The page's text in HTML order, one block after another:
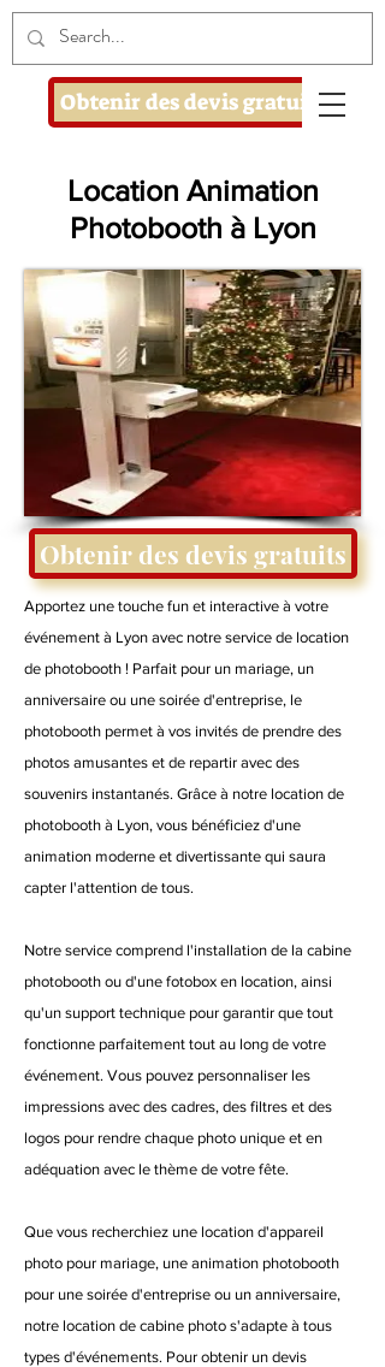
Obtenir des devis gratuits
Location Animation
Photobooth à Lyon
Obtenir des devis gratuits
Apportez une touche fun et interactive à votre
événement à Lyon avec notre service de location
de photobooth ! Parfait pour un mariage, un
anniversaire ou une soirée d'entreprise, le
photobooth permet à vos invités de prendre des
photos amusantes et de repartir avec des
souvenirs instantanés. Grâce à notre location de
photobooth à Lyon, vous bénéficiez d'une
animation moderne et divertissante qui saura
capter l'attention de tous.
Notre service comprend l'installation de la cabine
photobooth ou d'une fotobox en location, ainsi
qu'un support technique pour garantir que tout
fonctionne parfaitement tout au long de votre
événement. Vous pouvez personnaliser les
impressions avec des cadres, des filtres et des
logos pour rendre chaque photo unique et en
adéquation avec le thème de votre fête.
Que vous recherchiez une location d'appareil
photo pour mariage, une animation photobooth
pour une soirée d'entreprise ou un anniversaire,
notre location de cabine photo s'adapte à tous
types d'événements. Pour obtenir un devis